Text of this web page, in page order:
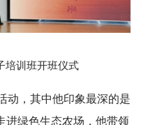
培训班开班仪式
动，其中他印象最深的是
进绿色生态农场，他带领